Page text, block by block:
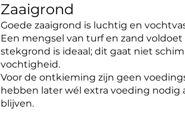
Zaaigrond
Goede zaaigrond is luchtig en
Een mengsel van turf en zand voldoet
stekgrond is ideaal; dit gaat niet
vochtigheid.
Voor de ontkieming zijn geen
hebben later wél extra voeding nodig
blijven.